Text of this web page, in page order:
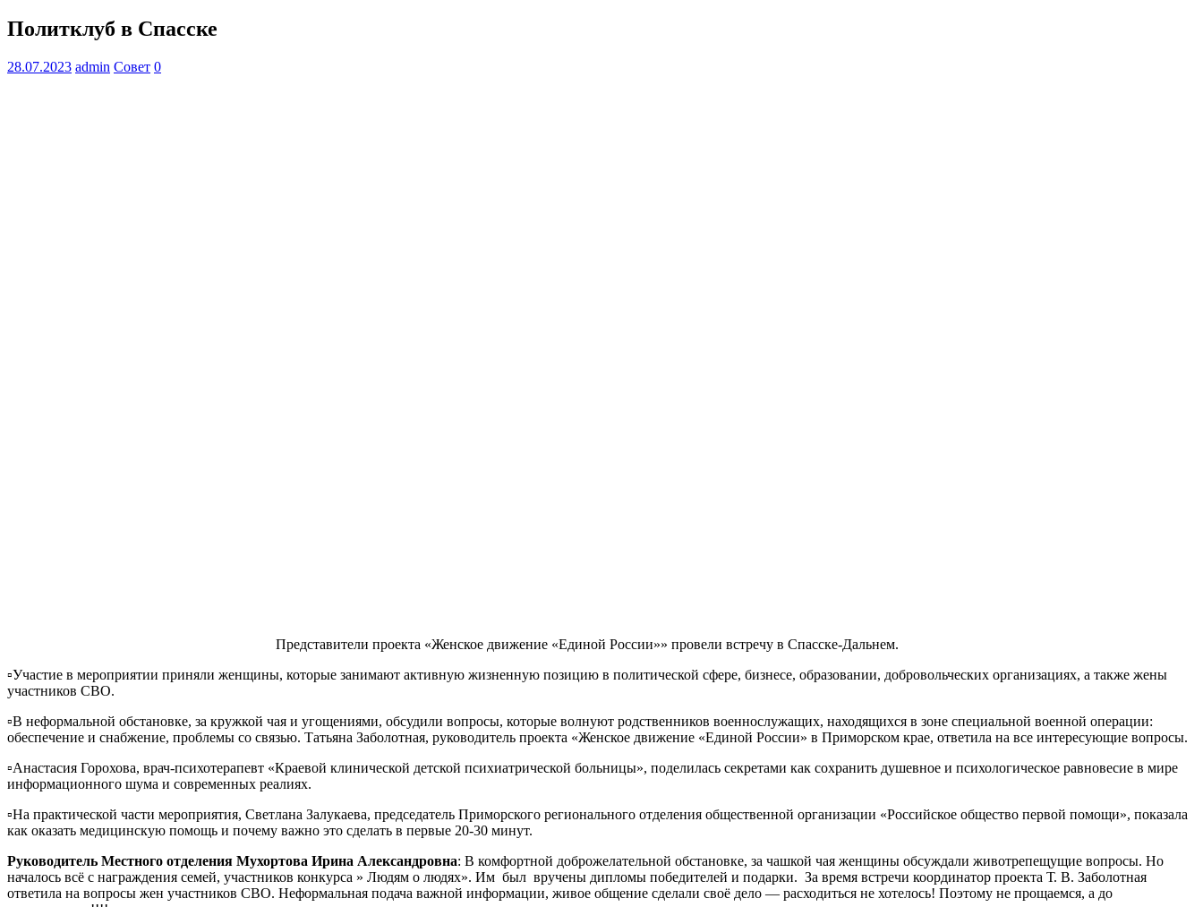
Политклуб в Спасске
28.07.2023 admin Совет 0
Представители проекта «Женское движение «Единой России»» провели встречу в Спасске-Дальнем.
▫️Участие в мероприятии приняли женщины, которые занимают активную жизненную позицию в политической сфере, бизнесе, образовании, добровольческих организациях, а также жены
участников СВО.
▫️В неформальной обстановке, за кружкой чая и угощениями, обсудили вопросы, которые волнуют родственников военнослужащих, находящихся в зоне специальной военной операции:
обеспечение и снабжение, проблемы со связью. Татьяна Заболотная, руководитель проекта «Женское движение «Единой России» в Приморском крае, ответила на все интересующие вопросы.
▫️Анастасия Горохова, врач-психотерапевт «Краевой клинической детской психиатрической больницы», поделилась секретами как сохранить душевное и психологическое равновесие в мире
информационного шума и современных реалиях.
▫️На практической части мероприятия, Светлана Залукаева, председатель Приморского регионального отделения общественной организации «Российское общество первой помощи», показала
как оказать медицинскую помощь и почему важно это сделать в первые 20-30 минут.
Руководитель Местного отделения Мухортова Ирина Александровна: В комфортной доброжелательной обстановке, за чашкой чая женщины обсуждали животрепещущие вопросы. Но
началось всё с награждения семей, участников конкурса » Людям о людях». Им был вручены дипломы победителей и подарки. За время встречи координатор проекта Т. В. Заболотная
ответила на вопросы жен участников СВО. Неформальная подача важной информации, живое общение сделали своё дело — расходиться не хотелось! Поэтому не прощаемся, а до